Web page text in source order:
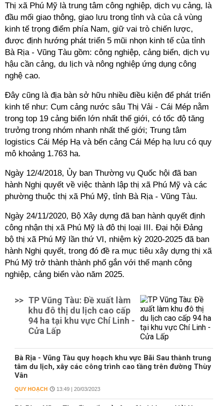
Thị xã Phú Mỹ là trung tâm công nghiệp, dịch vụ cảng, là
đầu mối giao thông, giao lưu trong tỉnh và của cả vùng
kinh tế trọng điểm phía Nam, giữ vai trò chiến lược,
được định hướng phát triển 5 mũi nhọn kinh tế của tỉnh
Bà Rịa - Vũng Tàu gồm: công nghiệp, cảng biển, dịch vụ
hậu cần cảng, du lịch và nông nghiệp ứng dụng công
nghệ cao.
Đây cũng là địa bàn sở hữu nhiều điều kiện để phát triển
kinh tế như: Cụm cảng nước sâu Thị Vải - Cái Mép nằm
trong top 19 cảng biển lớn nhất thế giới, có tốc độ tăng
trưởng trong nhóm nhanh nhất thế giới; Trung tâm
logistics Cái Mép Hạ và bến cảng Cái Mép hạ lưu có quy
mô khoảng 1.763 ha.
Ngày 12/4/2018, Ủy ban Thường vụ Quốc hội đã ban
hành Nghị quyết về việc thành lập thị xã Phú Mỹ và các
phường thuộc thị xã Phú Mỹ, tỉnh Bà Rịa - Vũng Tàu.
Ngày 24/11/2020, Bộ Xây dựng đã ban hành quyết định
công nhận thị xã Phú Mỹ là đô thị loại III. Đại hội Đảng
bộ thị xã Phú Mỹ lần thứ VI, nhiệm kỳ 2020-2025 đã ban
hành Nghị quyết, trong đó đề ra mục tiêu xây dựng thị xã
Phú Mỹ trở thành thành phố gắn với thế mạnh công
nghiệp, cảng biển vào năm 2025.
>> TP Vũng Tàu: Đề xuất làm
khu đô thị du lịch cao cấp
94 ha tại khu vực Chí Linh -
Cửa Lấp
Bà Rịa - Vũng Tàu quy hoạch khu vực Bãi Sau thành trung
tâm du lịch, xây các công trình cao tầng trên đường Thùy
Vân
QUY HOẠCH 13:49 | 20/03/2023